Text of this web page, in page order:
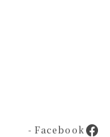
- Facebook